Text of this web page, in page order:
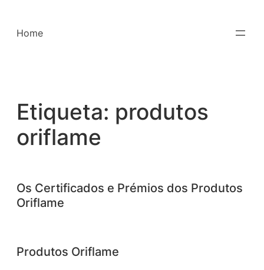
para
Home
Etiqueta: produtos
oriflame
Os Certificados e Prémios dos Produtos
Oriflame
Produtos Oriflame